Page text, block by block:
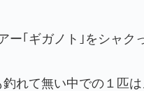
ー｢ギガノト｣をシャク
れて無い中での１匹